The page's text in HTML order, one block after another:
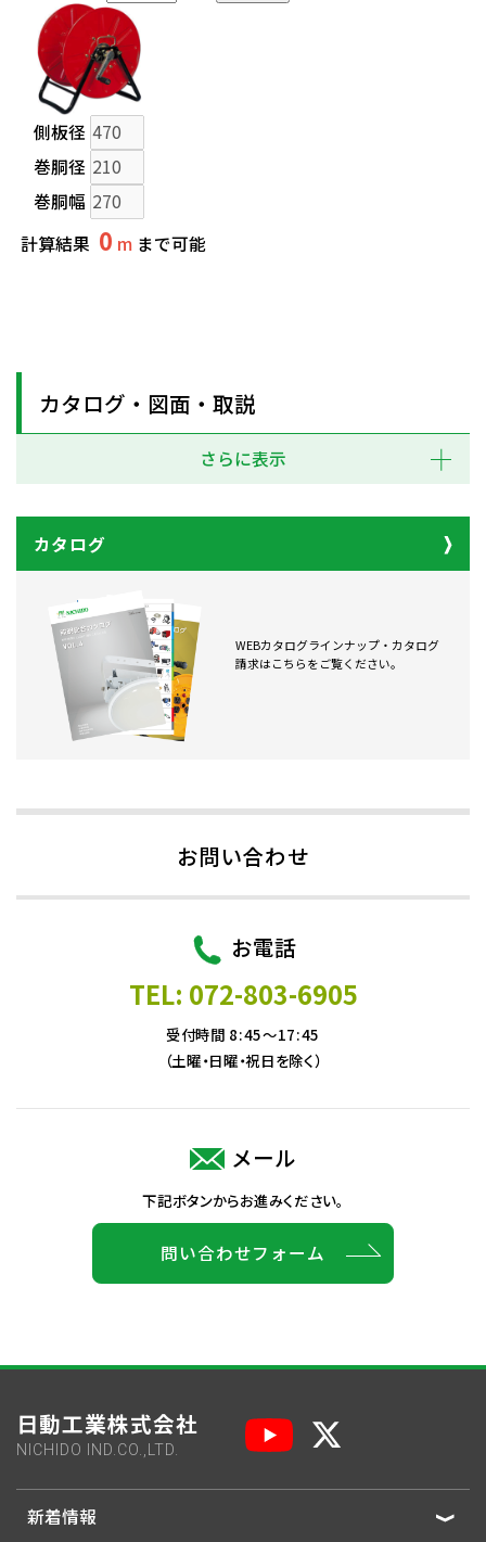
側板径
巻胴径
巻胴幅
計算結果 0 m まで可能
カタログ・図面・取説
さらに表示
カタログ
WEBカタログラインナップ・カタログ
請求はこちらをご覧ください。
お問い合わせ
お電話
TEL: 072-803-6905
受付時間 8:45～17:45
（土曜・日曜・祝日を除く）
メール
下記ボタンからお進みください。
問い合わせフォーム
日動工業株式会社
NICHIDO IND.CO.,LTD.
新着情報